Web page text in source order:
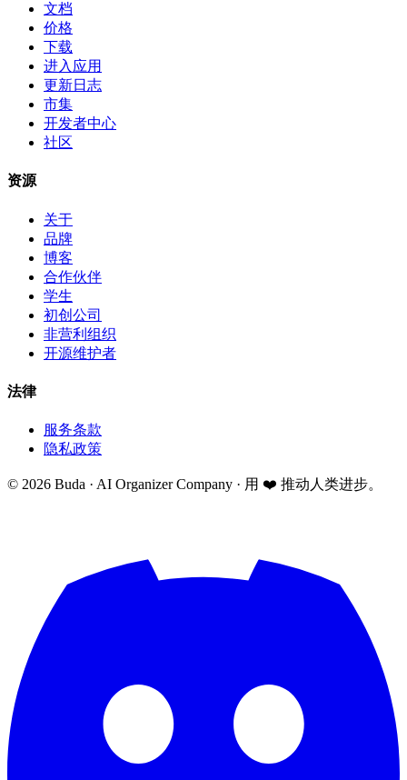
文档
价格
下载
进入应用
更新日志
市集
开发者中心
社区
资源
关于
品牌
博客
合作伙伴
学生
初创公司
非营利组织
开源维护者
法律
服务条款
隐私政策
© 2026 Buda · AI Organizer Company · 用 ❤️ 推动人类进步。